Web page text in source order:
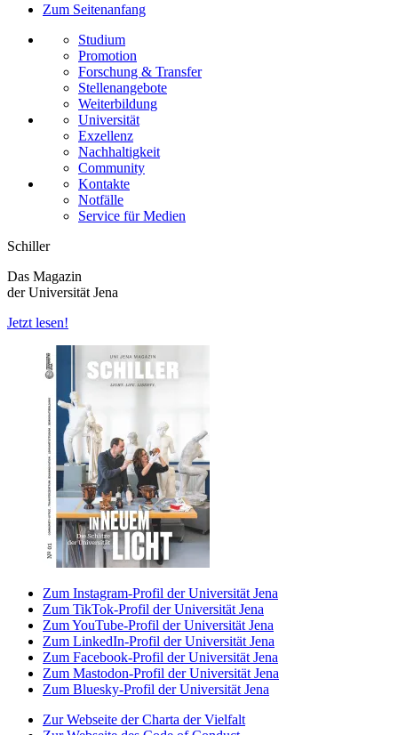
Zum Seitenanfang
Studium
Promotion
Forschung & Transfer
Stellenangebote
Weiterbildung
Universität
Exzellenz
Nachhaltigkeit
Community
Kontakte
Notfälle
Service für Medien
Schiller
Das Magazin
der Universität Jena
Jetzt lesen!
Zum Instagram-Profil der Universität Jena
Zum TikTok-Profil der Universität Jena
Zum YouTube-Profil der Universität Jena
Zum LinkedIn-Profil der Universität Jena
Zum Facebook-Profil der Universität Jena
Zum Mastodon-Profil der Universität Jena
Zum Bluesky-Profil der Universität Jena
Zur Webseite der Charta der Vielfalt